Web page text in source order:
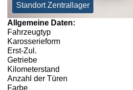
Standort Zentrallager
Allgemeine Daten:
Fahrzeugtyp
Karosserieform
Erst-Zul.
Getriebe
Kilometerstand
Anzahl der Türen
Farbe